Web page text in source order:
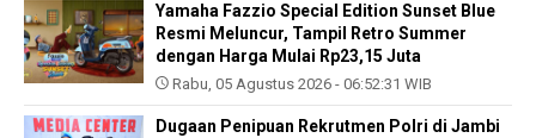
Yamaha Fazzio Special Edition Sunset Blue
Resmi Meluncur, Tampil Retro Summer
dengan Harga Mulai Rp23,15 Juta
Rabu, 05 Agustus 2026 - 06:52:31 WIB
Dugaan Penipuan Rekrutmen Polri di Jambi